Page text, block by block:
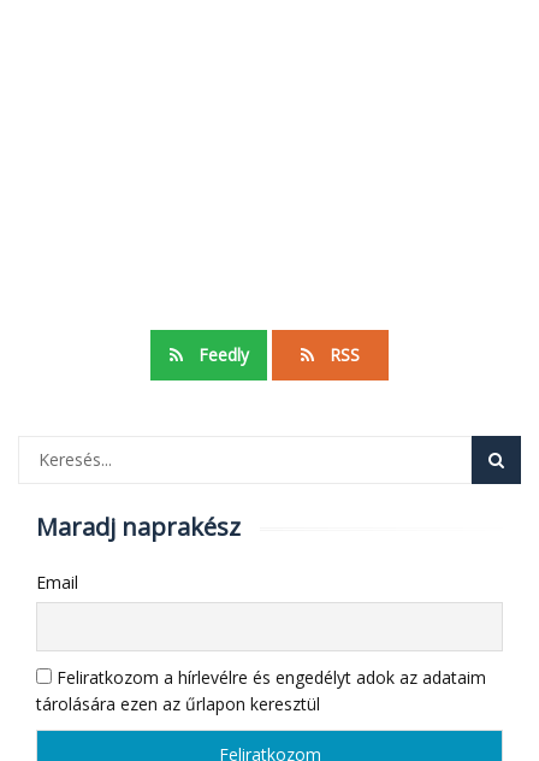
Feedly RSS
Maradj naprakész
Email
Feliratkozom a hírlevélre és engedélyt adok az adataim
tárolására ezen az űrlapon keresztül